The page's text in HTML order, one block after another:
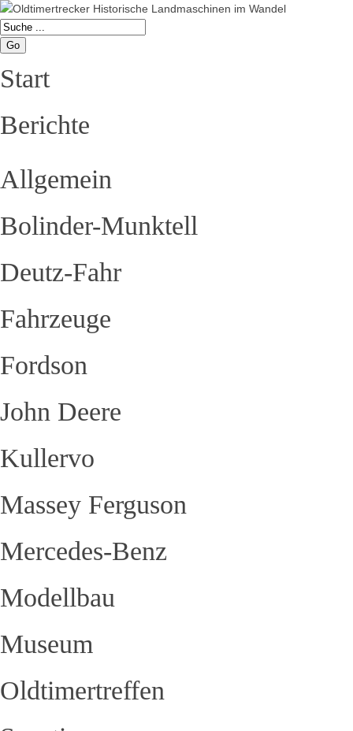
Go
Start
Berichte
Allgemein
Bolinder-Munktell
Deutz-Fahr
Fahrzeuge
Fordson
John Deere
Kullervo
Massey Ferguson
Mercedes-Benz
Modellbau
Museum
Oldtimertreffen